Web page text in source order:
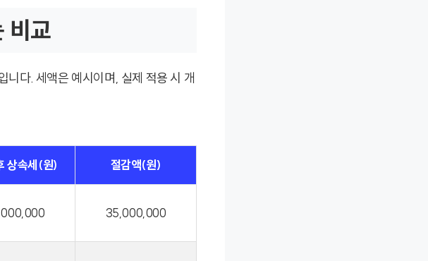
비교
다. 세액은 예시이며, 실제 적용 시 개
상속세(원) 절감액(원)
35,000,000